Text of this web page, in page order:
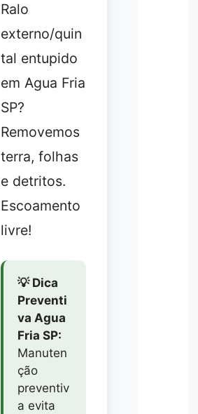
Ralo
externo/quin
tal entupido
em Agua Fria
SP?
Removemos
terra, folhas
e detritos.
Escoamento
livre!
💡 Dica
Preventi
va Agua
Fria SP:
Manuten
ção
preventiv
a evita